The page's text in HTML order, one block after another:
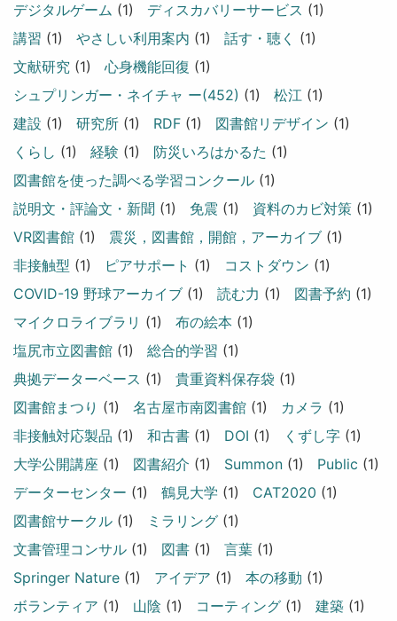
デジタルゲーム (1) ディスカバリーサービス (1)
講習 (1) やさしい利用案内 (1) 話す・聴く (1)
文献研究(1) 心身機能回復 (1)
シュプリンガー・ネイチャ ー(452) (1) 松江(1)
建設 (1) 研究所(1) RDF(1) 図書館リデザイン (1)
くらし (1) 経験 (1) 防災いろはかるた (1)
図書館を使った調べる学習コンクール(1)
説明文・評論文・新聞 (1) 免震 (1) 資料のカビ対策(1)
VR図書館(1) 震災，図書館，開館，アーカイブ(1)
非接触型 (1) ピアサポート (1) コストダウン (1)
COVID-19 野球アーカイブ(1) 読む力 (1) 図書予約 (1)
マイクロライブラリ (1) 布の絵本(1)
塩尻市立図書館(1) 総合的学習 (1)
典拠データーベース (1) 貴重資料保存袋 (1)
図書館まつり (1) 名古屋市南図書館(1) カメラ (1)
非接触対応製品 (1) 和古書(1) DOI (1) くずし字(1)
大学公開講座 (1) 図書紹介 (1) Summon(1) Public (1)
データーセンター (1) 鶴見大学 (1) CAT2020 (1)
図書館サークル(1) ミラリング(1)
文書管理コンサル(1) 図書(1) 言葉(1)
Springer Nature(1) アイデア (1) 本の移動 (1)
ボランティア (1) 山陰 (1) コーティング(1) 建築(1)